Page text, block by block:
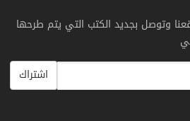
وتوصل بجديد الكتب التي يتم طرحها
اشتراك